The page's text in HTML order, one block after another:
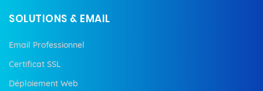
SOLUTIONS & EMAIL
Email Professionnel
Certificat SSL
Déploiement Web